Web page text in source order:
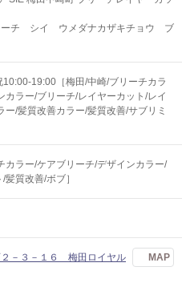
ーチ シイ ウメダナカザキチョウ ブ
19:00［梅田/中崎/ブリーチカラ
カラー/ブリーチ/レイヤーカット/レイ
ー/髪質改善カラー/髪質改善/サブリミ
カラー/ケアブリーチ/デザインカラー/
質改善/ボブ］
２－３－１６ 梅田ロイヤル
MAP